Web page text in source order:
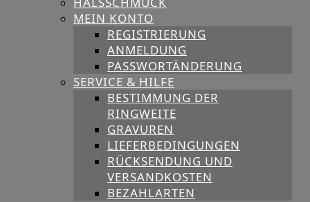
MEIN KONTO
REGISTRIERUNG
ANMELDUNG
PASSWORTÄNDERUNG
SERVICE & HILFE
BESTIMMUNG DER
RINGWEITE
GRAVUREN
LIEFERBEDINGUNGEN
RÜCKSENDUNG UND
VERSANDKOSTEN
BEZAHLARTEN